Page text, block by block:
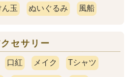
ん玉 ぬいぐるみ 風船
セサリー
口紅 メイク Tシャツ